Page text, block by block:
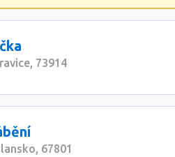
práce, jako např.
opravou a modernizací
73914
67801